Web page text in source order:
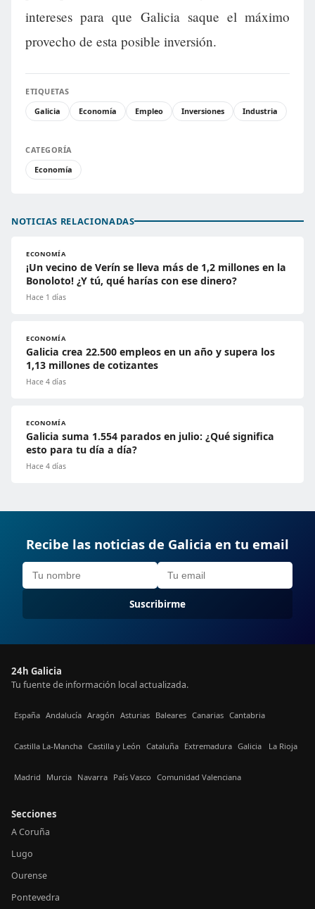
intereses para que Galicia saque el máximo
provecho de esta posible inversión.
ETIQUETAS
Galicia
Economía Empleo Inversiones Industria
CATEGORÍA
Economía
NOTICIAS RELACIONADAS
ECONOMÍA
¡Un vecino de Verín se lleva más de 1,2 millones en la
Bonoloto! ¿Y tú, qué harías con ese dinero?
Hace 1 días
ECONOMÍA
Galicia crea 22.500 empleos en un año y supera los
1,13 millones de cotizantes
Hace 4 días
ECONOMÍA
Galicia suma 1.554 parados en julio: ¿Qué significa
esto para tu día a día?
Hace 4 días
Recibe las noticias de Galicia en tu email
Suscribirme
24h Galicia
Tu fuente de información local actualizada.
España Andalucía Aragón Asturias Baleares Canarias Cantabria
Castilla La-Mancha Castilla y León Cataluña Extremadura Galicia La Rioja
Madrid Murcia Navarra País Vasco Comunidad Valenciana
Secciones
A Coruña
Lugo
Ourense
Pontevedra